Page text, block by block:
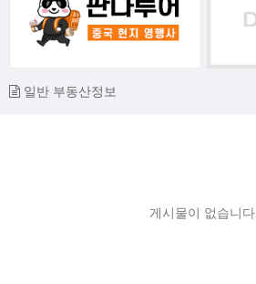
일반 부동산정보
게시물이 없습니다.